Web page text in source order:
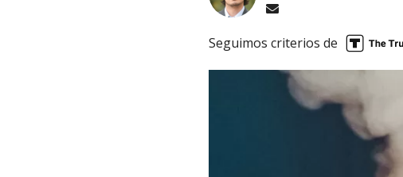
Seguimos criterios de